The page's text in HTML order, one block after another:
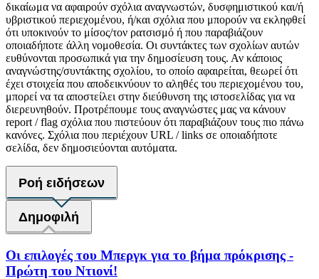
δικαίωμα να αφαιρούν σχόλια αναγνωστών, δυσφημιστικού και/ή
υβριστικού περιεχομένου, ή/και σχόλια που μπορούν να εκληφθεί
ότι υποκινούν το μίσος/τον ρατσισμό ή που παραβιάζουν
οποιαδήποτε άλλη νομοθεσία. Οι συντάκτες των σχολίων αυτών
ευθύνονται προσωπικά για την δημοσίευση τους. Αν κάποιος
αναγνώστης/συντάκτης σχολίου, το οποίο αφαιρείται, θεωρεί ότι
έχει στοιχεία που αποδεικνύουν το αληθές του περιεχομένου του,
μπορεί να τα αποστείλει στην διεύθυνση της ιστοσελίδας για να
διερευνηθούν. Προτρέπουμε τους αναγνώστες μας να κάνουν
report / flag σχόλια που πιστεύουν ότι παραβιάζουν τους πιο πάνω
κανόνες. Σχόλια που περιέχουν URL / links σε οποιαδήποτε
σελίδα, δεν δημοσιεύονται αυτόματα.
Ροή ειδήσεων
Δημοφιλή
Οι επιλογές του Μπεργκ για το βήμα πρόκρισης -
Πρώτη του Ντιονί!